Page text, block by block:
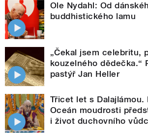
Ole Nydahl: Od
buddhistického lamu
„Čekal jsem celebritu,
kouzelného dědečka.“
pastýř Jan Heller
Třicet let s Dalajlámou.
Oceán moudrosti
i život duchovního